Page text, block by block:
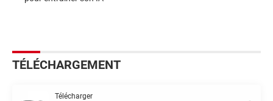
TÉLÉCHARGEMENT
Télécharger